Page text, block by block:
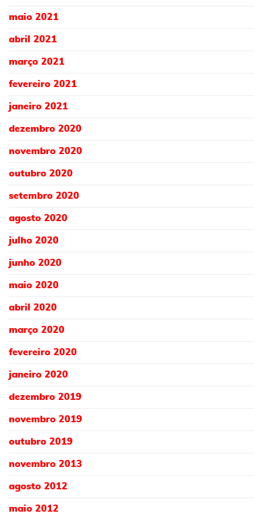
maio 2021
abril 2021
março 2021
fevereiro 2021
janeiro 2021
dezembro 2020
novembro 2020
outubro 2020
setembro 2020
agosto 2020
julho 2020
junho 2020
maio 2020
abril 2020
março 2020
fevereiro 2020
janeiro 2020
dezembro 2019
novembro 2019
outubro 2019
novembro 2013
agosto 2012
maio 2012